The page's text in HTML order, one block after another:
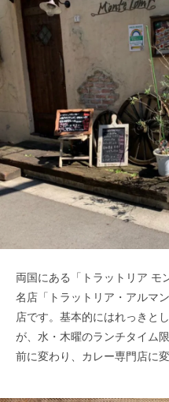
両国にある「トラットリア モ
名店「トラットリア・アルマ
店です。基本的にはれっきと
が、水・木曜のランチタイム
前に変わり、カレー専門店に